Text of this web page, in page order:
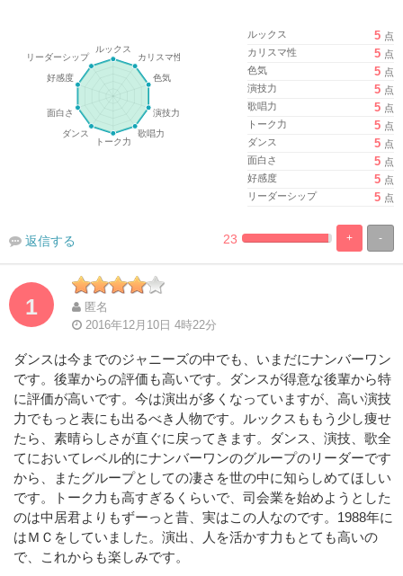
ルックス 5 点
カリスマ性
5 点
色気
5 点
演技力
5 点
歌唱力
5 点
トーク力
5 点
ダンス
5 点
面白さ
5 点
好感度
5 点
リーダーシップ
5 点
-
+
%
100%
23
返信する
1
匿名
2016年12月10日 4時22分
ダンスは今までのジャニーズの中でも、いまだにナンバーワン
です。後輩からの評価も高いです。ダンスが得意な後輩から特
に評価が高いです。今は演出が多くなっていますが、高い演技
力でもっと表にも出るべき人物です。ルックスももう少し痩せ
たら、素晴らしさが直ぐに戻ってきます。ダンス、演技、歌全
てにおいてレベル的にナンバーワンのグループのリーダーです
から、またグループとしての凄さを世の中に知らしめてほしい
です。トーク力も高すぎるくらいで、司会業を始めようとした
のは中居君よりもずーっと昔、実はこの人なのです。1988年に
はＭＣをしていました。演出、人を活かす力もとても高いの
で、これからも楽しみです。